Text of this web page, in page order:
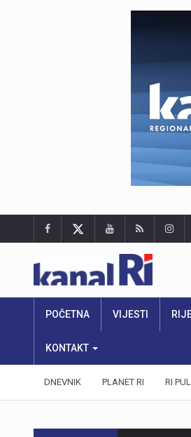
POČETNA VIJESTI
KONTAKT
DNEVNIK PLANET RI RI